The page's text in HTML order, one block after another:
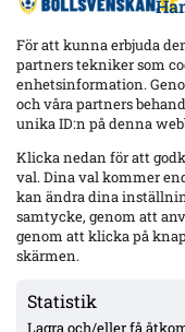
För att kunna erbjuda
partners tekniker som
enhetsinformation.
och våra partners
unika ID:n på denna
Klicka nedan för att
val. Dina val kommer
kan ändra dina
samtycke, genom att
genom att klicka på
skärmen.
Statistik
Lagra och/eller få
återvänder till
Örgryte IS knyter till sig